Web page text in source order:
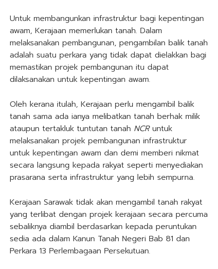
Untuk membangunkan infrastruktur bagi kepentingan
awam, Kerajaan memerlukan tanah. Dalam
melaksanakan pembangunan, pengambilan balik tanah
adalah suatu perkara yang tidak dapat dielakkan bagi
memastikan projek pembangunan itu dapat
dilaksanakan untuk kepentingan awam.
Oleh kerana itulah, Kerajaan perlu mengambil balik
tanah sama ada ianya melibatkan tanah berhak milik
ataupun tertakluk tuntutan tanah NCRuntuk
melaksanakan projek pembangunan infrastruktur
untuk kepentingan awam dan demi memberi nikmat
secara langsung kepada rakyat seperti menyediakan
prasarana serta infrastruktur yang lebih sempurna.
Kerajaan Sarawak tidak akan mengambil tanah rakyat
yang terlibat dengan projek kerajaan secara percuma
sebaliknya diambil berdasarkan kepada peruntukan
sedia ada dalam Kanun Tanah Negeri Bab 81 dan
Perkara 13 Perlembagaan Persekutuan.